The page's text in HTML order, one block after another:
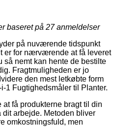
baseret på 27anmeldelser
på nuværende tidspunkt
er for nærværende at få leveret
så nemt kan hente de bestilte
Fragtmuligheden er jo
den mest letkøbte form
1 Fugtighedsmåler til Planter.
få produkterne bragt til din
arbejde. Metoden bliver
omkostningsfuld, men